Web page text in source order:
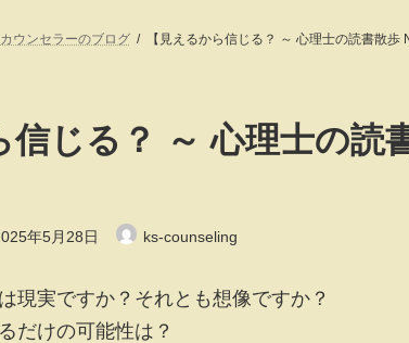
カウンセラーのブログ 【見えるから信じる？ ～ 心理士の読書散歩
信じる？ ～ 心理士の読
年5月28日 ks-counseling
現実ですか？それとも想像ですか？
だけの可能性は？